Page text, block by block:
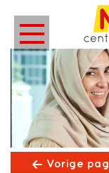
Vorige